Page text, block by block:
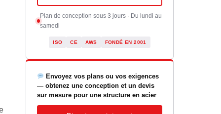
Plan de conception sous 3 jours · Du lundi au
samedi
ISO CE AWS FONDÉ EN 2001
Envoyez vos plans ou vos exigences
— obtenez une conception et un devis
sur mesure pour une structure en acier